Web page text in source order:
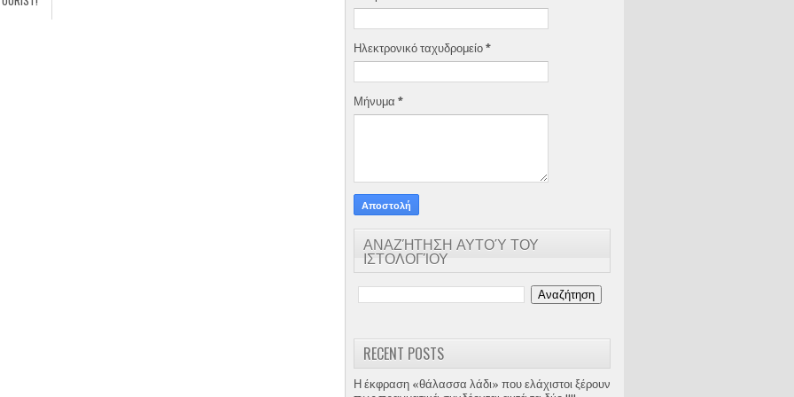
Ηλεκτρονικό ταχυδρομείο *
Μήνυμα *
ΑΝΑΖΉΤΗΣΗ ΑΥΤΟΎ ΤΟΥ
ΙΣΤΟΛΟΓΊΟΥ
RECENT POSTS
Η έκφραση «θάλασσα λάδι» που ελάχιστοι ξέρουν